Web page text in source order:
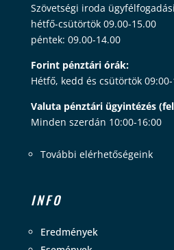
Szövetségi iroda
hétfő-csütörtök 09.00-15.00
péntek: 09.00-14.00
Forint pénztári órák:
Hétfő, kedd és csütörtök
Valuta pénztári ügyintézés
Minden szerdán 10:00-16:00
További elérhetőségeink
INFO
Eredmények